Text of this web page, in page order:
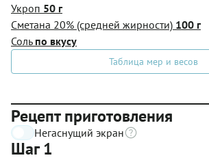
Укроп 50 г
Сметана 20% (средней жирности) 100 г
Соль по вкусу
Таблица мер и весов
Рецепт приготовления
Негаснущий экран
Шаг 1